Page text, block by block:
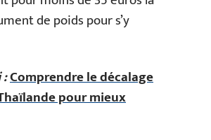
de poids pour s’y
:Comprendre le décalage
pour mieux